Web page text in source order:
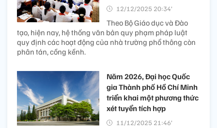
12/12/2025 20:34’
Theo Bộ Giáo dục và Đào
tạo, hiện nay, hệ thống văn bản quy phạm pháp luật
quy định các hoạt động của nhà trường phổ thông còn
phân tán, cồng kềnh.
Năm 2026, Đại học Quốc
gia Thành phố Hồ Chí Minh
triển khai một phương thức
xét tuyển tích hợp
11/12/2025 21:46’